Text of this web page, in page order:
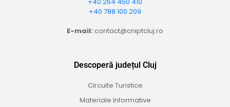
+40 264 450 410
+40 788 100 209
E-mail: contact@cniptcluj.ro
Descoperă județul Cluj
Circuite Turistice
Materiale Informative